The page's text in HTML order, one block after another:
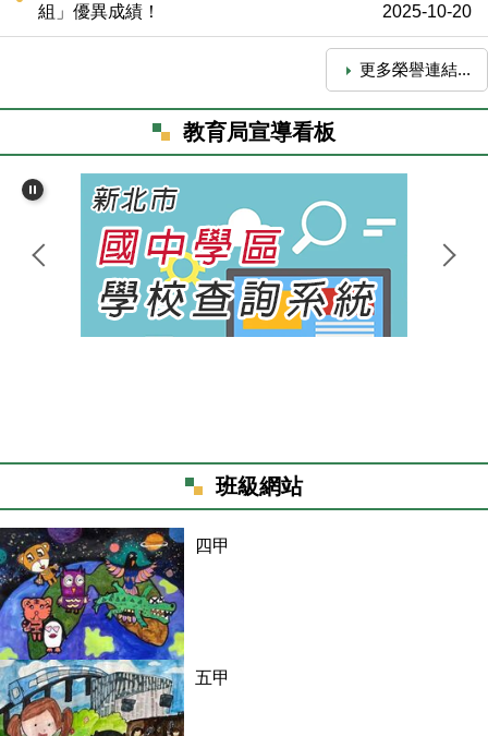
組」優異成績！
2025-10-20
更多榮譽連結...
教育局宣導看板
班級網站
四甲
五甲